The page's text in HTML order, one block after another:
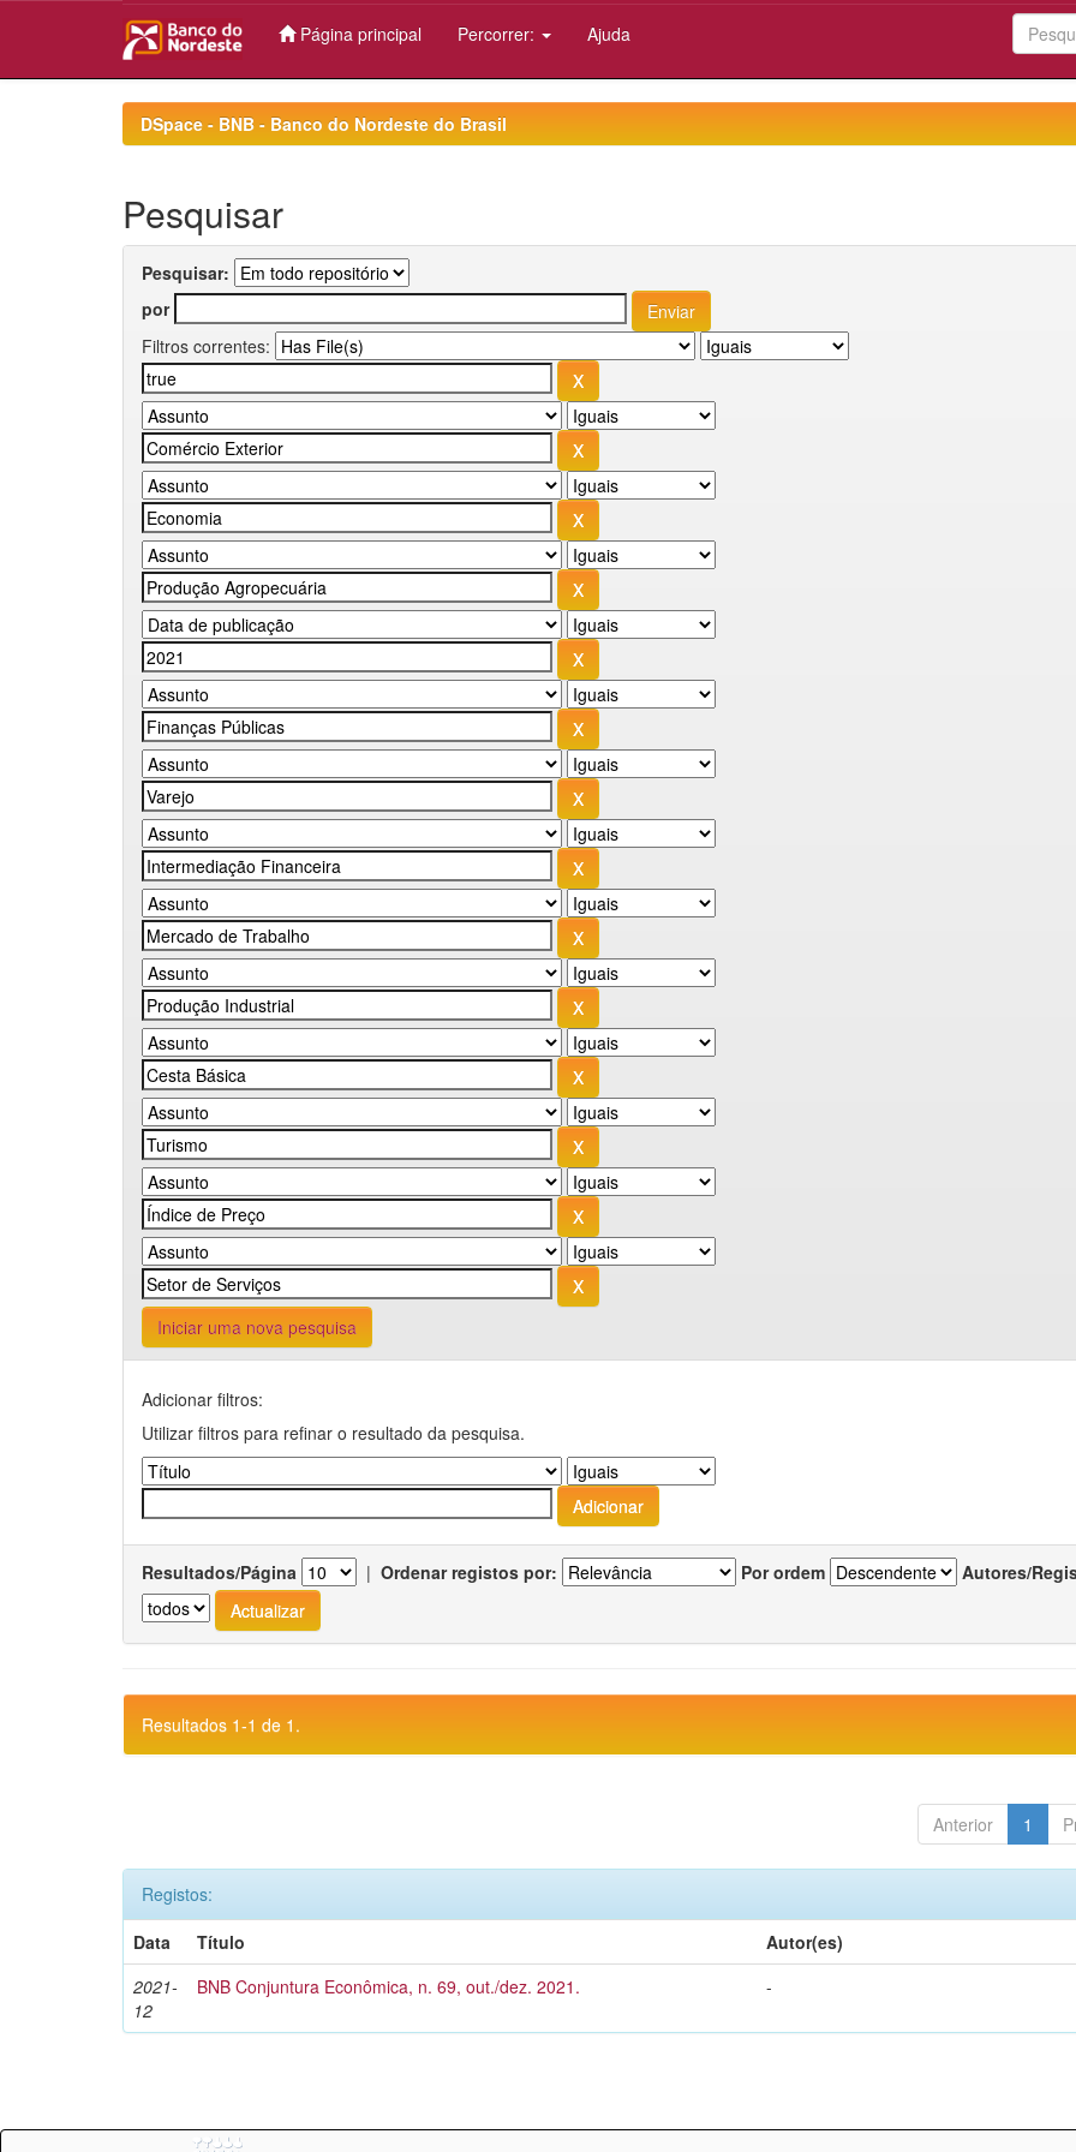
Página principal Percorrer: Ajuda
DSpace - BNB - Banco do Nordeste do Brasil
Pesquisar
Pesquisar:
por
Filtros correntes:
Iniciar uma nova pesquisa
Adicionar filtros:
Utilizar filtros para refinar o resultado da pesquisa.
Resultados/Página | Ordenar registos por: Por ordem Autores/
Resultados 1-1 de 1.
Anterior 1
Registos:
Data
Título
Autor(es)
2021-
12
BNB Conjuntura Econômica, n. 69, out./dez. 2021. -